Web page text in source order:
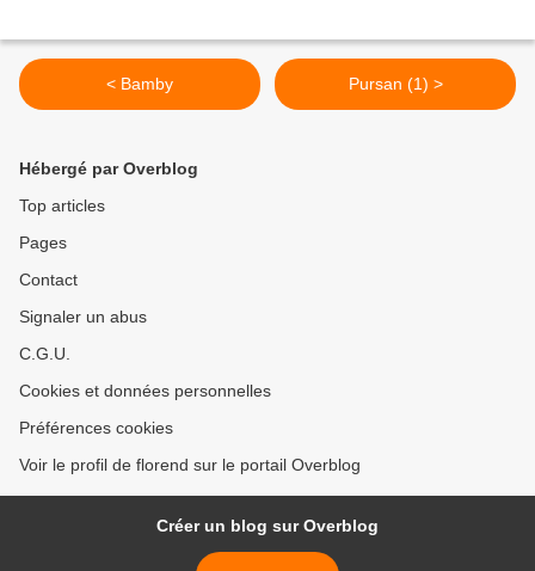
< Bamby Pursan (1) >
Hébergé par Overblog
Top articles
Pages
Contact
Signaler un abus
C.G.U.
Cookies et données personnelles
Préférences cookies
Voir le profil de florend sur le portail Overblog
Créer un blog sur Overblog